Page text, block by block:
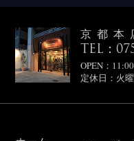
京都本
TEL：
OPEN：
定休日：火